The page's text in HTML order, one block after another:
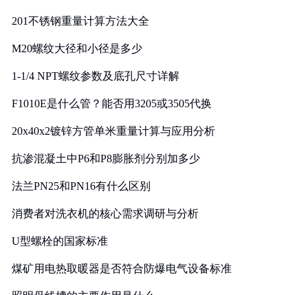
201不锈钢重量计算方法大全
M20螺纹大径和小径是多少
1-1/4 NPT螺纹参数及底孔尺寸详解
F1010E是什么管？能否用3205或3505代换
20x40x2镀锌方管单米重量计算与应用分析
抗渗混凝土中P6和P8膨胀剂分别加多少
法兰PN25和PN16有什么区别
消费者对洗衣机的核心需求调研与分析
U型螺栓的国家标准
煤矿用电热取暖器是否符合防爆电气设备标准